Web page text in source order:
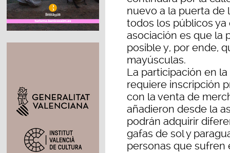
nuevo a la puerta de
todos los públicos
asociación es que la
posible y, por ende,
mayúsculas.
La participación en
requiere inscripción
con la venta de
añadieron desde la
podrán adquirir
gafas de sol y
personas que sufren